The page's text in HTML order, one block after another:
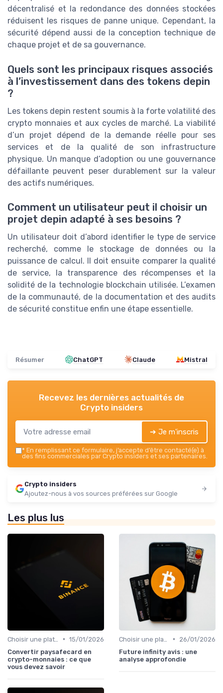
décentralisé et la redondance des données stockées
réduisent les risques de panne unique. Cependant, la
sécurité dépend aussi de la conception technique de
chaque projet et de sa gouvernance.
Quels sont les principaux risques associés
à l’investissement dans des tokens depin
?
Les tokens depin restent soumis à la forte volatilité des
crypto monnaies et aux cycles de marché. La viabilité
d’un projet dépend de la demande réelle pour ses
services et de la qualité de son infrastructure
physique. Un manque d’adoption ou une gouvernance
défaillante peuvent peser durablement sur la valeur
des actifs numériques.
Comment un utilisateur peut il choisir un
projet depin adapté à ses besoins ?
Un utilisateur doit d’abord identifier le type de service
recherché, comme le stockage de données ou la
puissance de calcul. Il doit ensuite comparer la qualité
de service, la transparence des récompenses et la
solidité de la technologie blockchain utilisée. L’examen
de la communauté, de la documentation et des audits
de sécurité constitue enfin une étape essentielle.
Résumer ChatGPT Claude Mistral
Recevez les dernières actualités de
Crypto insiders
➔ Je m'inscris
* En remplissant ce formulaire, j’accepte d’être contacté(e) à
des fins commerciales par Crypto insiders et ses partenaires.
Crypto insiders
Ajoutez-nous à vos sources préférées sur Google
Les plus lus
• 15/01/2026
Convertir paysafecard en
crypto-monnaies : ce que
vous devez savoir
•
26/01/2026
Future infinity avis : une
analyse approfondie